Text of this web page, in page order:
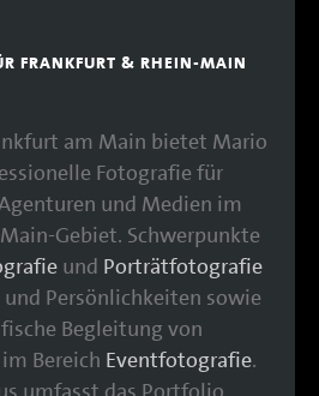
FRANKFURT & RHEIN-MAIN
am Main bietet Mario
Fotografie für
und Medien im
Gebiet. Schwerpunkte
und Porträtfotografie
Persönlichkeiten sowie
Begleitung von
Bereich Eventfotografie.